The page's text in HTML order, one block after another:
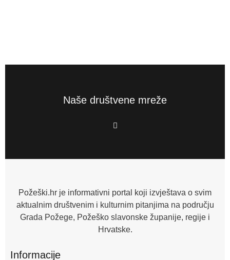
Naše društvene mreže
F
a
o
f
Požeški.hr je informativni portal koji izvještava o svim
aktualnim društvenim i kulturnim pitanjima na području
Grada Požege, Požeško slavonske županije, regije i
Hrvatske.
Informacije